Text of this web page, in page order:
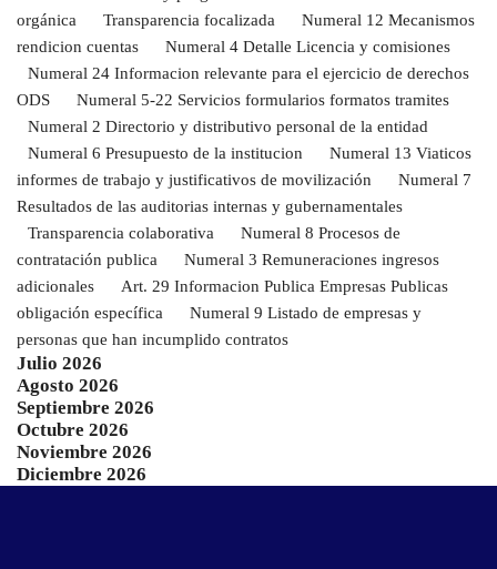
orgánica
Transparencia focalizada
Numeral 12 Mecanismos
rendicion cuentas
Numeral 4 Detalle Licencia y comisiones
Numeral 24 Informacion relevante para el ejercicio de derechos
ODS
Numeral 5-22 Servicios formularios formatos tramites
Numeral 2 Directorio y distributivo personal de la entidad
Numeral 6 Presupuesto de la institucion
Numeral 13 Viaticos
informes de trabajo y justificativos de movilización
Numeral 7
Resultados de las auditorias internas y gubernamentales
Transparencia colaborativa
Numeral 8 Procesos de
contratación publica
Numeral 3 Remuneraciones ingresos
adicionales
Art. 29 Informacion Publica Empresas Publicas
obligación específica
Numeral 9 Listado de empresas y
personas que han incumplido contratos
Julio 2026
Agosto 2026
Septiembre 2026
Octubre 2026
Noviembre 2026
Diciembre 2026